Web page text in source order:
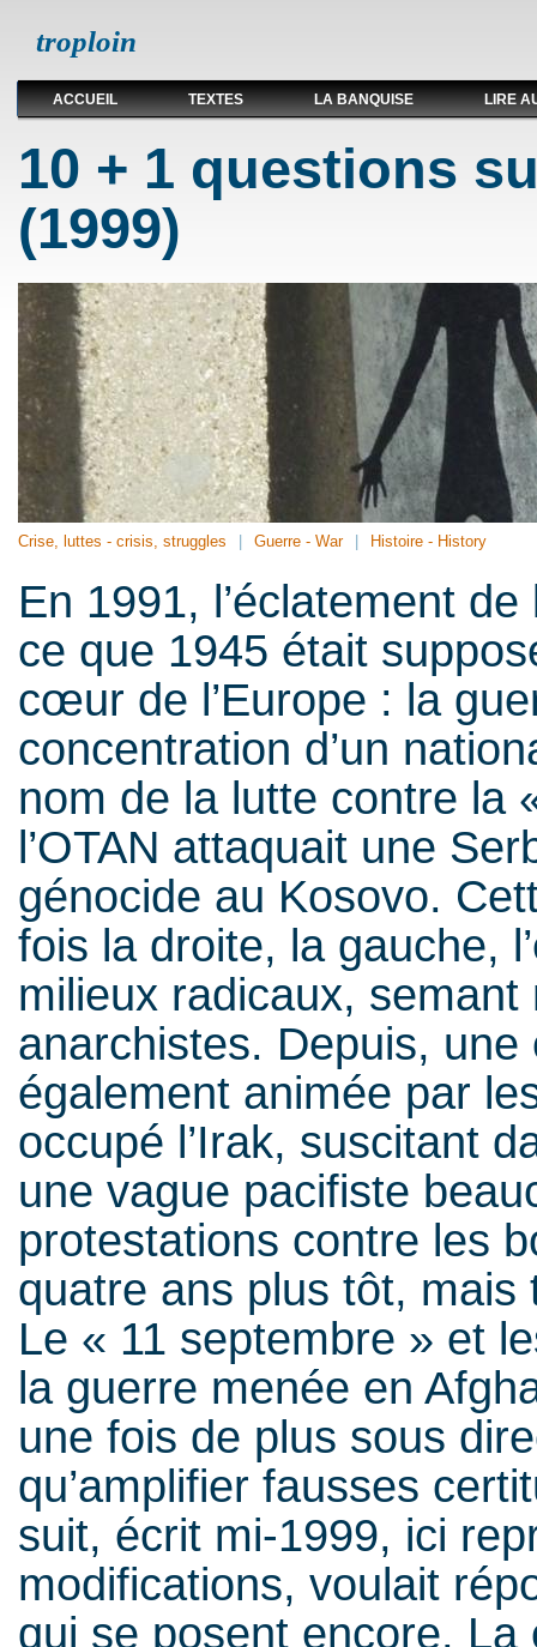
troploin
ACCUEIL TEXTES LA BANQUISE LIRE
10 + 1 questions
(1999)
Crise, luttes - crisis, struggles Guerre - War Histoire - History
En 1991, l’éclatement
ce que 1945 était
cœur de l’Europe : la
concentration d’un
nom de la lutte contre la
l’OTAN attaquait une
génocide au Kosovo.
fois la droite, la gauche,
milieux radicaux,
anarchistes. Depuis,
également animée par
occupé l’Irak, suscitant
une vague pacifiste
protestations contre les
quatre ans plus tôt,
Le « 11 septembre » et
la guerre menée en
une fois de plus sous
qu’amplifier fausses
suit, écrit mi-1999, ici
modifications, voulait
qui se posent encore.